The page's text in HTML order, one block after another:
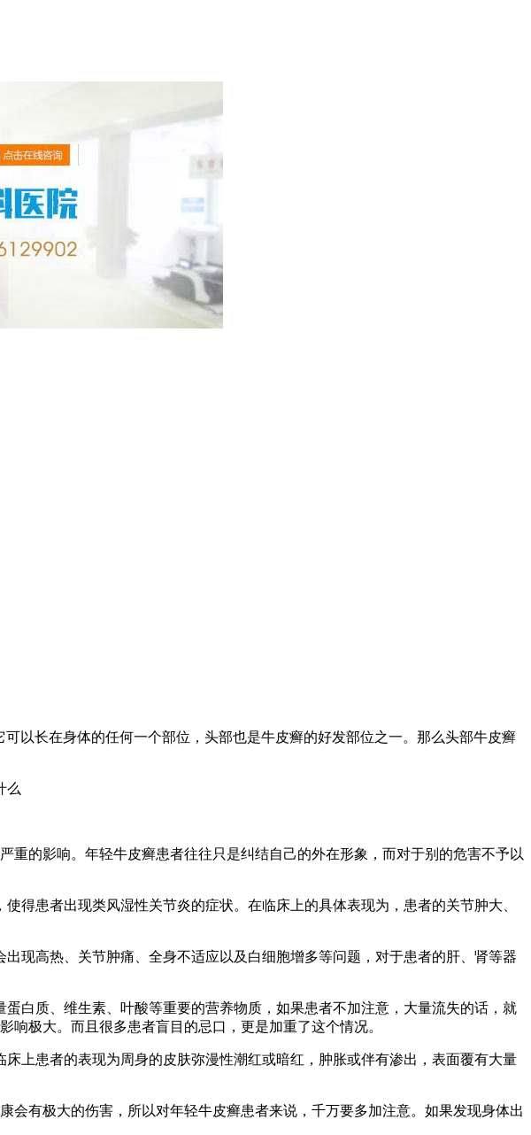
长在身体的任何一个部位，头部也是牛皮癣的好发部位之一。那么头部牛皮癣
的影响。年轻牛皮癣患者往往只是纠结自己的外在形象，而对于别的危害不予以
患者出现类风湿性关节炎的症状。在临床上的具体表现为，患者的关节肿大、
高热、关节肿痛、全身不适应以及白细胞增多等问题，对于患者的肝、肾等器
质、维生素、叶酸等重要的营养物质，如果患者不加注意，大量流失的话，就
极大。而且很多患者盲目的忌口，更是加重了这个情况。
患者的表现为周身的皮肤弥漫性潮红或暗红，肿胀或伴有渗出，表面覆有大量
有极大的伤害，所以对年轻牛皮癣患者来说，千万要多加注意。如果发现身体出